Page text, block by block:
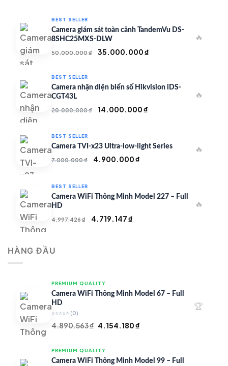
BEST SELLER
Camera giám sát toàn cảnh TandemVu DS-
8SHC25MXS-DLW
50.000.000₫
Giá
50.000.000 ₫.
35.000.000₫
là:
35.000.000 ₫.
🔥
BEST SELLER
Camera nhận diện biển số Hikvision iDS-
CGT43L
20.000.000₫
Giá
20.000.000 ₫.
14.000.000₫
là:
14.000.000 ₫.
🔥
BEST SELLER
Camera TVI-x23 Ultra-low-light Series
7.000.000₫
Giá
7.000.000 ₫.
4.900.000₫
là:
🔥
BEST SELLER
Camera WiFi Thông Minh Model 227 – Full
HD
4.997.426₫
Giá
4.719.147₫
🔥
HÀNG ĐẦU
PREMIUM QUALITY
Camera WiFi Thông Minh Model 67 – Full
HD
⭐⭐⭐⭐⭐ (0)
4.890.563₫ Giá
là:
4.890.563 ₫.
4.154.180₫
là:
🏆
PREMIUM QUALITY
Camera WiFi Thông Minh Model 99 – Full